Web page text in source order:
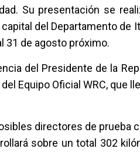
Su presentación se
del Departamento de
31 de agosto próximo.
del Presidente de la
Equipo Oficial WRC, que
directores de prueba
sobre un total 302